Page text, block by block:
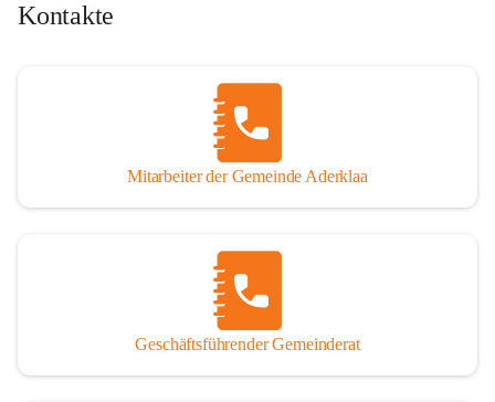
Kontakte
Mitarbeiter der Gemeinde Aderklaa
Geschäftsführender Gemeinderat